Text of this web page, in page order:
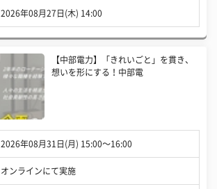
2026年08月27日(木) 14:00
【中部電力】「きれいごと」を貫き、
想いを形にする！中部電
2026年08月31日(月) 15:00〜16:00
オンラインにて実施